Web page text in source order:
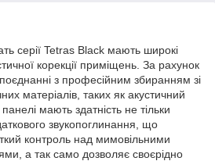
серії Tetras Black мають широкі
корекції приміщень. За рахунок
з професійним збиранням зі
матеріалів, таких як акустичний
мають здатність не тільки
звукопоглинання, що
контроль над мимовільними
а так само дозволяє своєрідно